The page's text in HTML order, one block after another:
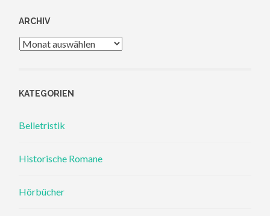
ARCHIV
Archiv
KATEGORIEN
Belletristik
Historische Romane
Hörbücher